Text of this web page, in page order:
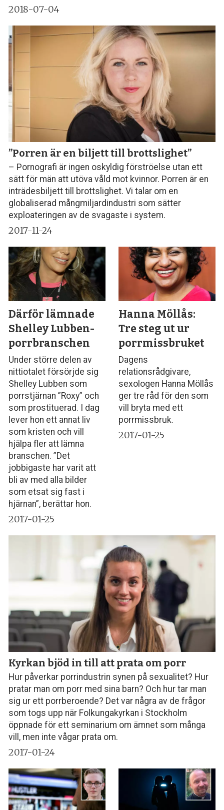
2018-07-04
”Porren är en biljett till brottslighet”
– Pornografi är ingen oskyldig förströelse utan ett
sätt för män att utöva våld mot kvinnor. Porren är en
inträdesbiljett till brottslighet. Vi talar om en
globaliserad mångmiljardindustri som sätter
exploateringen av de svagaste i system.
2017-11-24
Därför lämnade
Shelley Lubben­
porrbranschen­
Under större delen av
nittiotalet försörjde sig
Shelley Lubben som
porrstjärnan ”Roxy” och
som prostituerad. I dag
lever hon ett annat liv
som kristen och vill
hjälpa fler att lämna
branschen. ”Det
jobbigaste har varit att
bli av med alla bilder
som etsat sig fast i
hjärnan”, berättar hon.
2017-01-25
Hanna Möllås:
Tre steg ut ur
porrmissbruket
Dagens
relationsrådgivare,
sexologen Hanna Möllås
ger tre råd för den som
vill bryta med ett
porrmissbruk.
2017-01-25
Kyrkan bjöd in till att prata om porr
Hur påverkar porrindustrin synen på sexualitet? Hur
pratar man om porr med sina barn? Och hur tar man
sig ur ett porrberoende? Det var några av de frågor
som togs upp när Folkungakyrkan i Stockholm
öppnade för ett seminarium om ämnet som många
vill, men inte vågar prata om.
2017-01-24